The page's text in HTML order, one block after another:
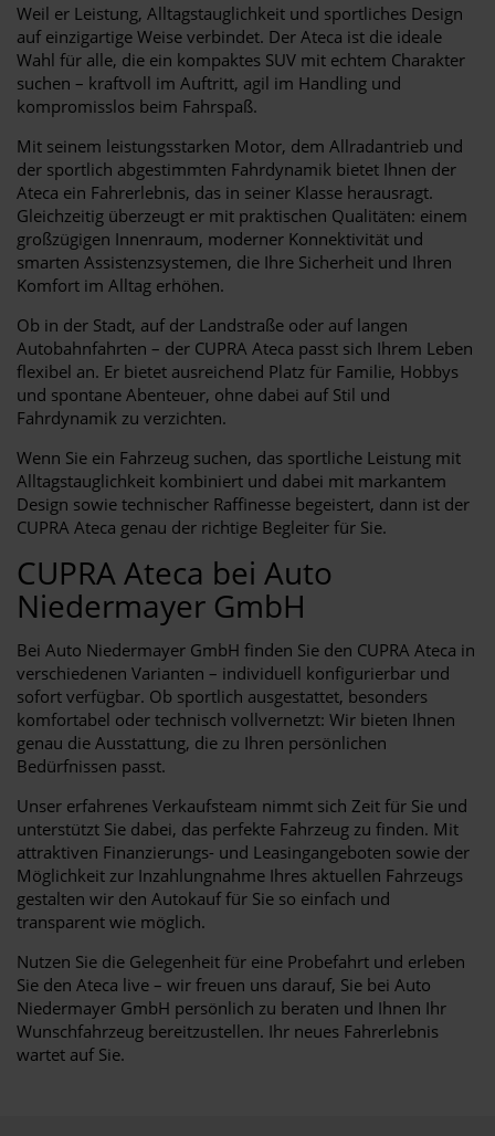
Weil er Leistung, Alltagstauglichkeit und sportliches Design
auf einzigartige Weise verbindet. Der Ateca ist die ideale
Wahl für alle, die ein kompaktes SUV mit echtem Charakter
suchen – kraftvoll im Auftritt, agil im Handling und
kompromisslos beim Fahrspaß.
Mit seinem leistungsstarken Motor, dem Allradantrieb und
der sportlich abgestimmten Fahrdynamik bietet Ihnen der
Ateca ein Fahrerlebnis, das in seiner Klasse herausragt.
Gleichzeitig überzeugt er mit praktischen Qualitäten: einem
großzügigen Innenraum, moderner Konnektivität und
smarten Assistenzsystemen, die Ihre Sicherheit und Ihren
Komfort im Alltag erhöhen.
Ob in der Stadt, auf der Landstraße oder auf langen
Autobahnfahrten – der CUPRA Ateca passt sich Ihrem Leben
flexibel an. Er bietet ausreichend Platz für Familie, Hobbys
und spontane Abenteuer, ohne dabei auf Stil und
Fahrdynamik zu verzichten.
Wenn Sie ein Fahrzeug suchen, das sportliche Leistung mit
Alltagstauglichkeit kombiniert und dabei mit markantem
Design sowie technischer Raffinesse begeistert, dann ist der
CUPRA Ateca genau der richtige Begleiter für Sie.
CUPRA Ateca bei Auto
Niedermayer GmbH
Bei Auto Niedermayer GmbH finden Sie den CUPRA Ateca in
verschiedenen Varianten – individuell konfigurierbar und
sofort verfügbar. Ob sportlich ausgestattet, besonders
komfortabel oder technisch vollvernetzt: Wir bieten Ihnen
genau die Ausstattung, die zu Ihren persönlichen
Bedürfnissen passt.
Unser erfahrenes Verkaufsteam nimmt sich Zeit für Sie und
unterstützt Sie dabei, das perfekte Fahrzeug zu finden. Mit
attraktiven Finanzierungs- und Leasingangeboten sowie der
Möglichkeit zur Inzahlungnahme Ihres aktuellen Fahrzeugs
gestalten wir den Autokauf für Sie so einfach und
transparent wie möglich.
Nutzen Sie die Gelegenheit für eine Probefahrt und erleben
Sie den Ateca live – wir freuen uns darauf, Sie bei Auto
Niedermayer GmbH persönlich zu beraten und Ihnen Ihr
Wunschfahrzeug bereitzustellen. Ihr neues Fahrerlebnis
wartet auf Sie.